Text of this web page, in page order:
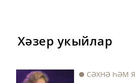
Хәзер укыйлар
СӘХНӘ ҺӘМ